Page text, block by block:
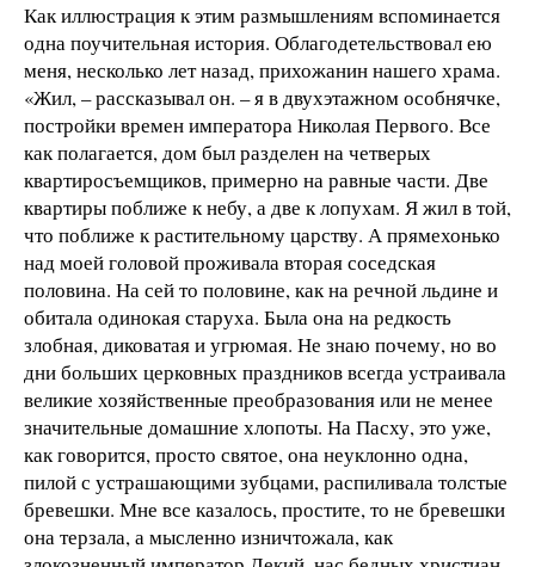
Как иллюстрация к этим размышлениям вспоминается
одна поучительная история. Облагодетельствовал ею
меня, несколько лет назад, прихожанин нашего храма.
«Жил, – рассказывал он. – я в двухэтажном особнячке,
постройки времен императора Николая Первого. Все
как полагается, дом был разделен на четверых
квартиросъемщиков, примерно на равные части. Две
квартиры поближе к небу, а две к лопухам. Я жил в той,
что поближе к растительному царству. А прямехонько
над моей головой проживала вторая соседская
половина. На сей то половине, как на речной льдине и
обитала одинокая старуха. Была она на редкость
злобная, диковатая и угрюмая. Не знаю почему, но во
дни больших церковных праздников всегда устраивала
великие хозяйственные преобразования или не менее
значительные домашние хлопоты. На Пасху, это уже,
как говорится, просто святое, она неуклонно одна,
пилой с устрашающими зубцами, распиливала толстые
бревешки. Мне все казалось, простите, то не бревешки
она терзала, а мысленно изничтожала, как